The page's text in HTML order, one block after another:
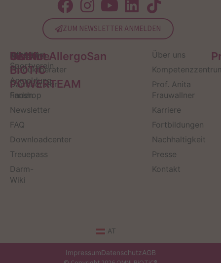
ZUM NEWSLETTER ANMELDEN
Service
Kontakt
Produktberater
Darmberater
finden
Newsletter
FAQ
Downloadcenter
Treuepass
Darm-
Wiki
OMNi-
BiOTiC
POWERTEAM
Infos zum
Sportverein
Anmeldung
Fanshop
Institut AllergoSan
Über uns
Prof. Anita
Frauwallner
Karriere
Fortbildungen
Nachhaltigkeit
Presse
Kontakt
AT
ImpressumDatenschutzAGB